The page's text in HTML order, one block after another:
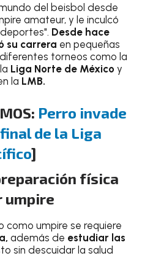
del beisbol desde
amateur, y le inculcó
Desde hace
su carrera en pequeñas
torneos como la
Liga Norte de México y
la LMB.
Perro invade
de la Liga
]
física
umpire
como umpire se requiere
además de estudiar las
sin descuidar la salud